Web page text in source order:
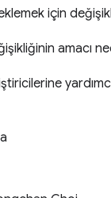
için
amacı